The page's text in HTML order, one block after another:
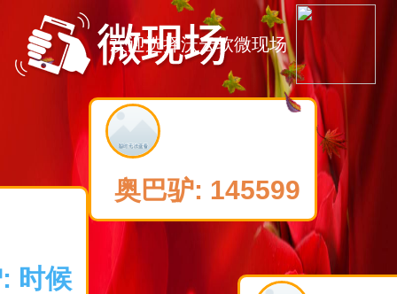
欢迎选择沃云软微现场
候
奥巴驴:145599